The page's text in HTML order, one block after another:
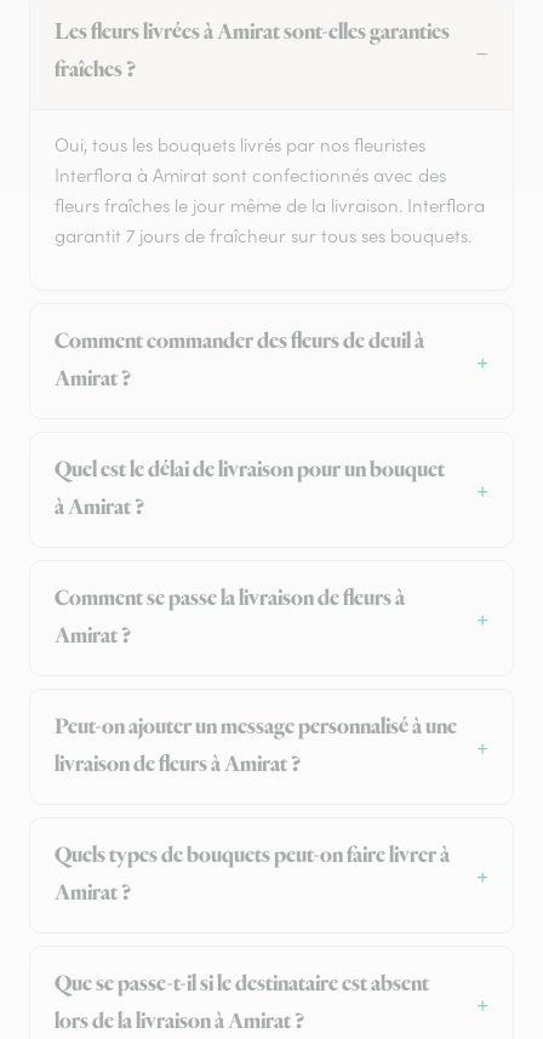
Les fleurs livrées à Amirat sont-elles garanties
fraîches ?
Oui, tous les bouquets livrés par nos fleuristes
Interflora à Amirat sont confectionnés avec des
fleurs fraîches le jour même de la livraison. Interflora
garantit 7 jours de fraîcheur sur tous ses bouquets.
Comment commander des fleurs de deuil à
Amirat ?
Quel est le délai de livraison pour un bouquet
à Amirat ?
Comment se passe la livraison de fleurs à
Amirat ?
Peut-on ajouter un message personnalisé à une
livraison de fleurs à Amirat ?
Quels types de bouquets peut-on faire livrer à
Amirat ?
Que se passe-t-il si le destinataire est absent
lors de la livraison à Amirat ?